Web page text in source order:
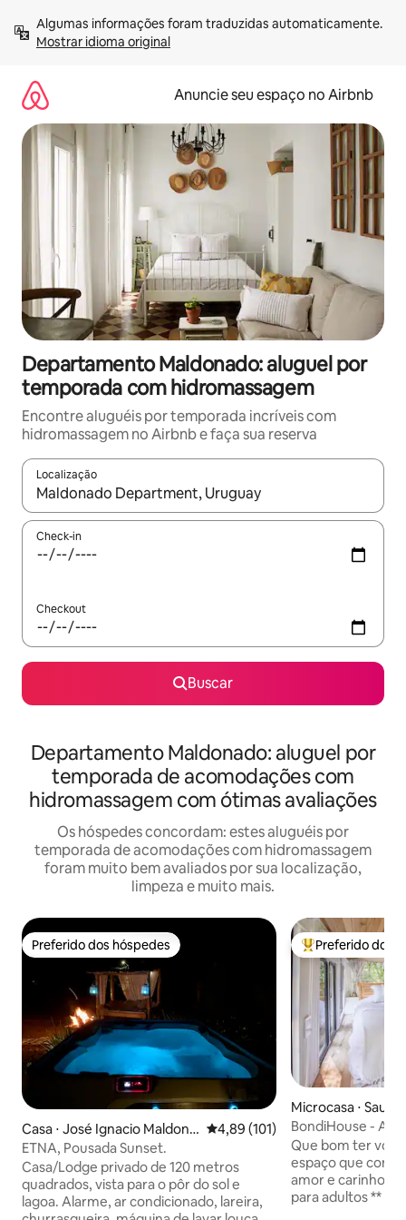
para
Mostrar idioma original
Anuncie seu espaço no Airbnb
Departamento Maldonado: aluguel por
temporada com hidromassagem
Encontre aluguéis por temporada incríveis com
hidromassagem no Airbnb e faça sua reserva
Localização
Quando os resultados estiverem disponíveis, explore-os
Check-in
Checkout
Buscar
Departamento Maldonado: aluguel por
temporada de acomodações com
hidromassagem com ótimas avaliações
Os hóspedes concordam: estes aluguéis por
temporada de acomodações com hidromassagem
foram muito bem avaliados por sua localização,
limpeza e muito mais.
Preferido dos hóspedes
Preferido dos hóspedes
Casa ⋅ José Ignacio Maldona
do
4,89 de uma avaliação média de
4,89 (101)
ETNA, Pousada Sunset.
Casa/Lodge privado de 120 metros
quadrados, vista para o pôr do sol e
lagoa. Alarme, ar condicionado, lareira,
Entre os
Preferido dos
Microcasa ⋅
uelo
BondiHouse -
Que bom ter
espaço que
amor e carinho. ** Acomodação apenas
para adultos **